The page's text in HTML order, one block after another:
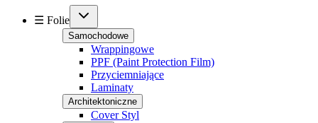
☰ Folie
Samochodowe
Wrappingowe
PPF (Paint Protection Film)
Przyciemniające
Laminaty
Architektoniczne
Cover Styl